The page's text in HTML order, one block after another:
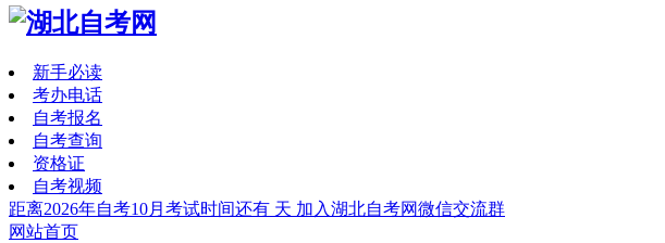
新手必读
考办电话
自考报名
自考查询
资格证
自考视频
距离2026年自考10月考试时间还有 天 加入湖北自考网微信交流群
网站首页